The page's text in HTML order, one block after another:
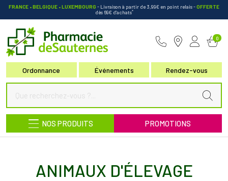
FRANCE • BELGIQUE • LUXEMBOURG - Livraison à partir de 3,99€ en point relais-OFFERTE
dès 69€ d’achats*
Ordonnance Événements Rendez-vous
0
NOS PRODUITS PROMOTIONS
ANIMAUX D'ÉLEVAGE